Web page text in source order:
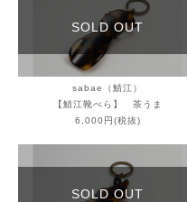
SOLD OUT
sabae（鯖江）
【鯖江靴べら】 茶うま
6,000円(税抜)
SOLD OUT